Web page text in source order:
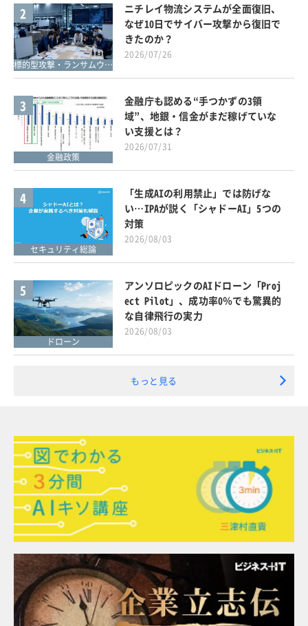
2
標的型攻撃・ランサムウェア対策
ニチレイ物流システムが全面復旧、
なぜ10日でサイバー攻撃から復旧で
きたのか？
2026/07/26
3
金融政策
金融庁も認める“手つかずの3領
域”、地銀・信金がまだ稼げていな
い支援とは？
2026/07/31
4
セキュリティ総論
「生成AIの利用禁止」では防げな
い…IPAが説く「シャドーAI」5つの
対策
2026/08/03
5
ドローン
アンソロピックのAIドローン「Proj
ect Pilot」、成功率0％でも驚異的
な自律飛行の実力
2026/08/03
もっと見る